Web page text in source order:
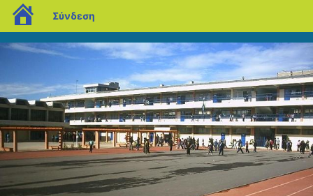
blogs.sch.gr
Σύνδεση